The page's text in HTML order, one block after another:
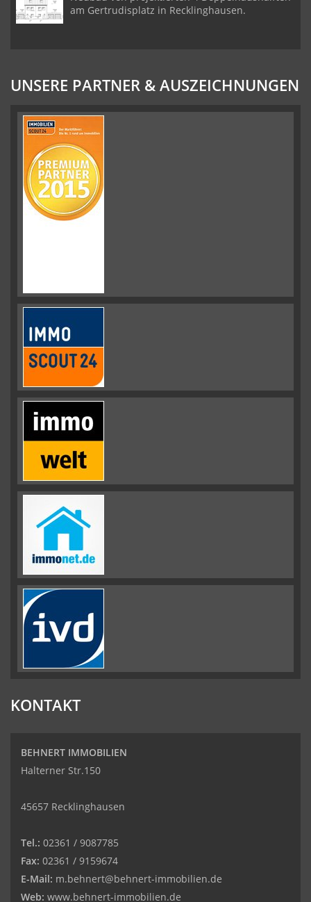
am Gertrudisplatz in Recklinghausen.
UNSERE PARTNER & AUSZEICHNUNGEN
KONTAKT
BEHNERT IMMOBILIEN
Halterner Str.150
45657 Recklinghausen
Tel.: 02361 / 9087785
Fax: 02361 / 9159674
E-Mail: m.behnert@behnert-immobilien.de
Web: www.behnert-immobilien.de